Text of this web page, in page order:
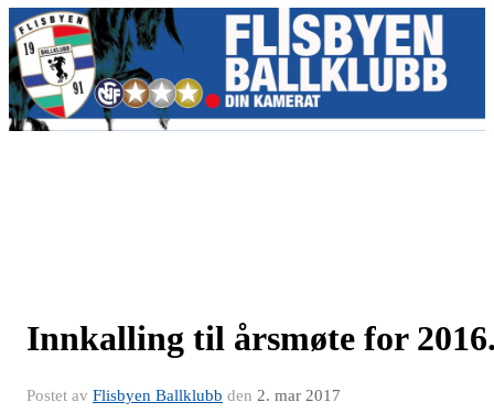
Innkalling til årsmøte for
Postet av Flisbyen Ballklubb den 2. mar 2017